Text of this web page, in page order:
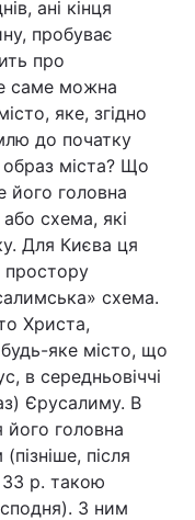
ані кінця
пробуває
про
саме можна
яке, згідно
до початку
образ міста? Що
його головна
схема, які
Для Києва ця
простору
схема.
Христа,
яке місто, що
в середньовіччі
Єрусалиму. В
його головна
після
р. такою
З ним